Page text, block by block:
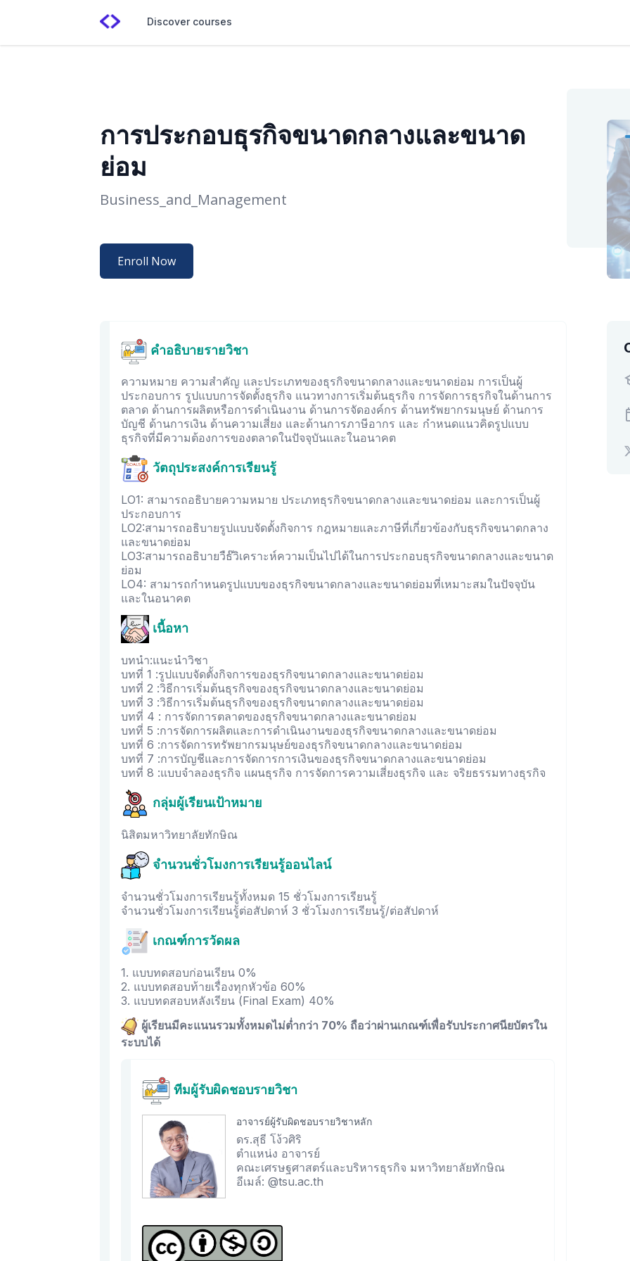
Discover courses
การประกอบธุรกิจขนาดกลางและขนาด
ย่อม
Business_and_Management
Enroll Now
คำอธิบายรายวิชา
ความหมาย ความสำคัญ และประเภทของธุรกิจขนาดกลางและขนาดย่อม การเป็นผู้
ประกอบการ รูปแบบการจัดตั้งธุรกิจ แนวทางการเริ่มต้นธุรกิจ การจัดการธุรกิจในด้านการ
ตลาด ด้านการผลิตหรือการดำเนินงาน ด้านการจัดองค์กร ด้านทรัพยากรมนุษย์ ด้านการ
บัญชี ด้านการเงิน ด้านความเสี่ยง และด้านการภาษีอากร และ กำหนดแนวคิดรูปแบบ
ธุรกิจที่มีความต้องการของตลาดในปัจจุบันและในอนาคต
วัตถุประสงค์การเรียนรู้
LO1: สามารถอธิบายความหมาย ประเภทธุรกิจขนาดกลางและขนาดย่อม และการเป็นผู้
ประกอบการ
LO2:สามารถอธิบายรูปแบบจัดตั้งกิจการ กฎหมายและภาษีที่เกี่ยวข้องกับธุรกิจขนาดกลาง
และขนาดย่อม
LO3:สามารถอธิบายวืธ๊วิเคราะห์ความเป็นไปได้ในการประกอบธุรกิจขนาดกลางและขนาด
ย่อม
LO4: สามารถกำหนดรูปแบบของธุรกิจขนาดกลางและขนาดย่อมที่เหมาะสมในปัจจุบัน
และในอนาคต
เนื้อหา
บทนำ:แนะนำวิชา
บทที่ 1 :รูปแบบจัดตั้งกิจการของธุรกิจขนาดกลางและขนาดย่อม
บทที่ 2 :วิธีการเริ่มต้นธุรกิจของธุรกิจขนาดกลางและขนาดย่อม
บทที่ 3 :วิธีการเริ่มต้นธุรกิจของธุรกิจขนาดกลางและขนาดย่อม
บทที่ 4 : การจัดการตลาดของธุรกิจขนาดกลางและขนาดย่อม
บทที่ 5 :การจัดการผลิตและการดำเนินงานของธุรกิจขนาดกลางและขนาดย่อม
บทที่ 6 :การจัดการทรัพยากรมนุษย์ของธุรกิจขนาดกลางและขนาดย่อม
บทที่ 7 :การบัญชีและการจัดการการเงินของธุรกิจขนาดกลางและขนาดย่อม
บทที่ 8 :แบบจำลองธุรกิจ แผนธุรกิจ การจัดการความเสี่ยงธุรกิจ และ จริยธรรมทางธุรกิจ
กลุ่มผู้เรียนเป้าหมาย
นิสิตมหาวิทยาลัยทักษิณ
จำนวนชั่วโมงการเรียนรู้ออนไลน์
จำนวนชั่วโมงการเรียนรู้ทั้งหมด 15 ชั่วโมงการเรียนรู้
จำนวนชั่วโมงการเรียนรู้ต่อสัปดาห์ 3 ชั่วโมงการเรียนรู้/ต่อสัปดาห์
เกณฑ์การวัดผล
1. แบบทดสอบก่อนเรียน 0%
2. แบบทดสอบท้ายเรื่องทุกหัวข้อ 60%
3. แบบทดสอบหลังเรียน (Final Exam) 40%
ผู้เรียนมีคะแนนรวมทั้งหมดไม่ต่ำกว่า 70% ถือว่าผ่านเกณฑ์เพื่อรับประกาศนียบัตรใน
ระบบได้
ทีมผู้รับผิดชอบรายวิชา
อาจารย์ผู้รับผิดชอบรายวิชาหลัก
ดร.สุธี โง้วศิริ
ตำแหน่ง อาจารย์
คณะเศรษฐศาสตร์และบริหารธุรกิจ มหาวิทยาลัยทักษิณ
อีเมล์: @tsu.ac.th